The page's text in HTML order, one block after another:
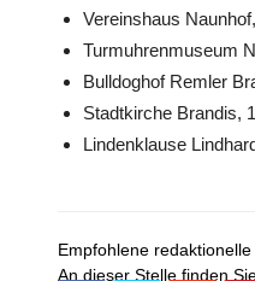
Vereinshaus
Turmuhrenmuseum
Bulldoghof Remler
Stadtkirche Brandis,
Lindenklause
Empfohlene
An dieser Stelle finden